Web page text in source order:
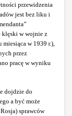
przewidzenia
jest bez liku i
klęski w wojnie z
w 1939 r.),
przez
pracę w wyniku
dojdzie do
a być może
sprawców